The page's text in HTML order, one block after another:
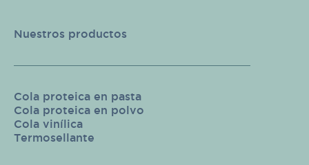
Nuestros productos
Cola proteica en pasta
Cola proteica en polvo
Cola vinílica
Termosellante